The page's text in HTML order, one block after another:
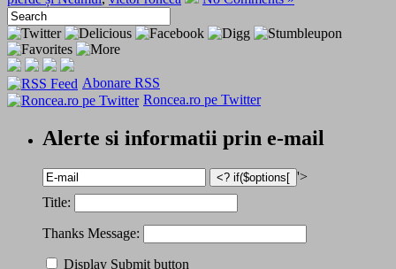
Abonare RSS
Roncea.ro pe Twitter
Alerte si informatii prin e-mail
'>
Title:
Thanks Message:
Display Submit button